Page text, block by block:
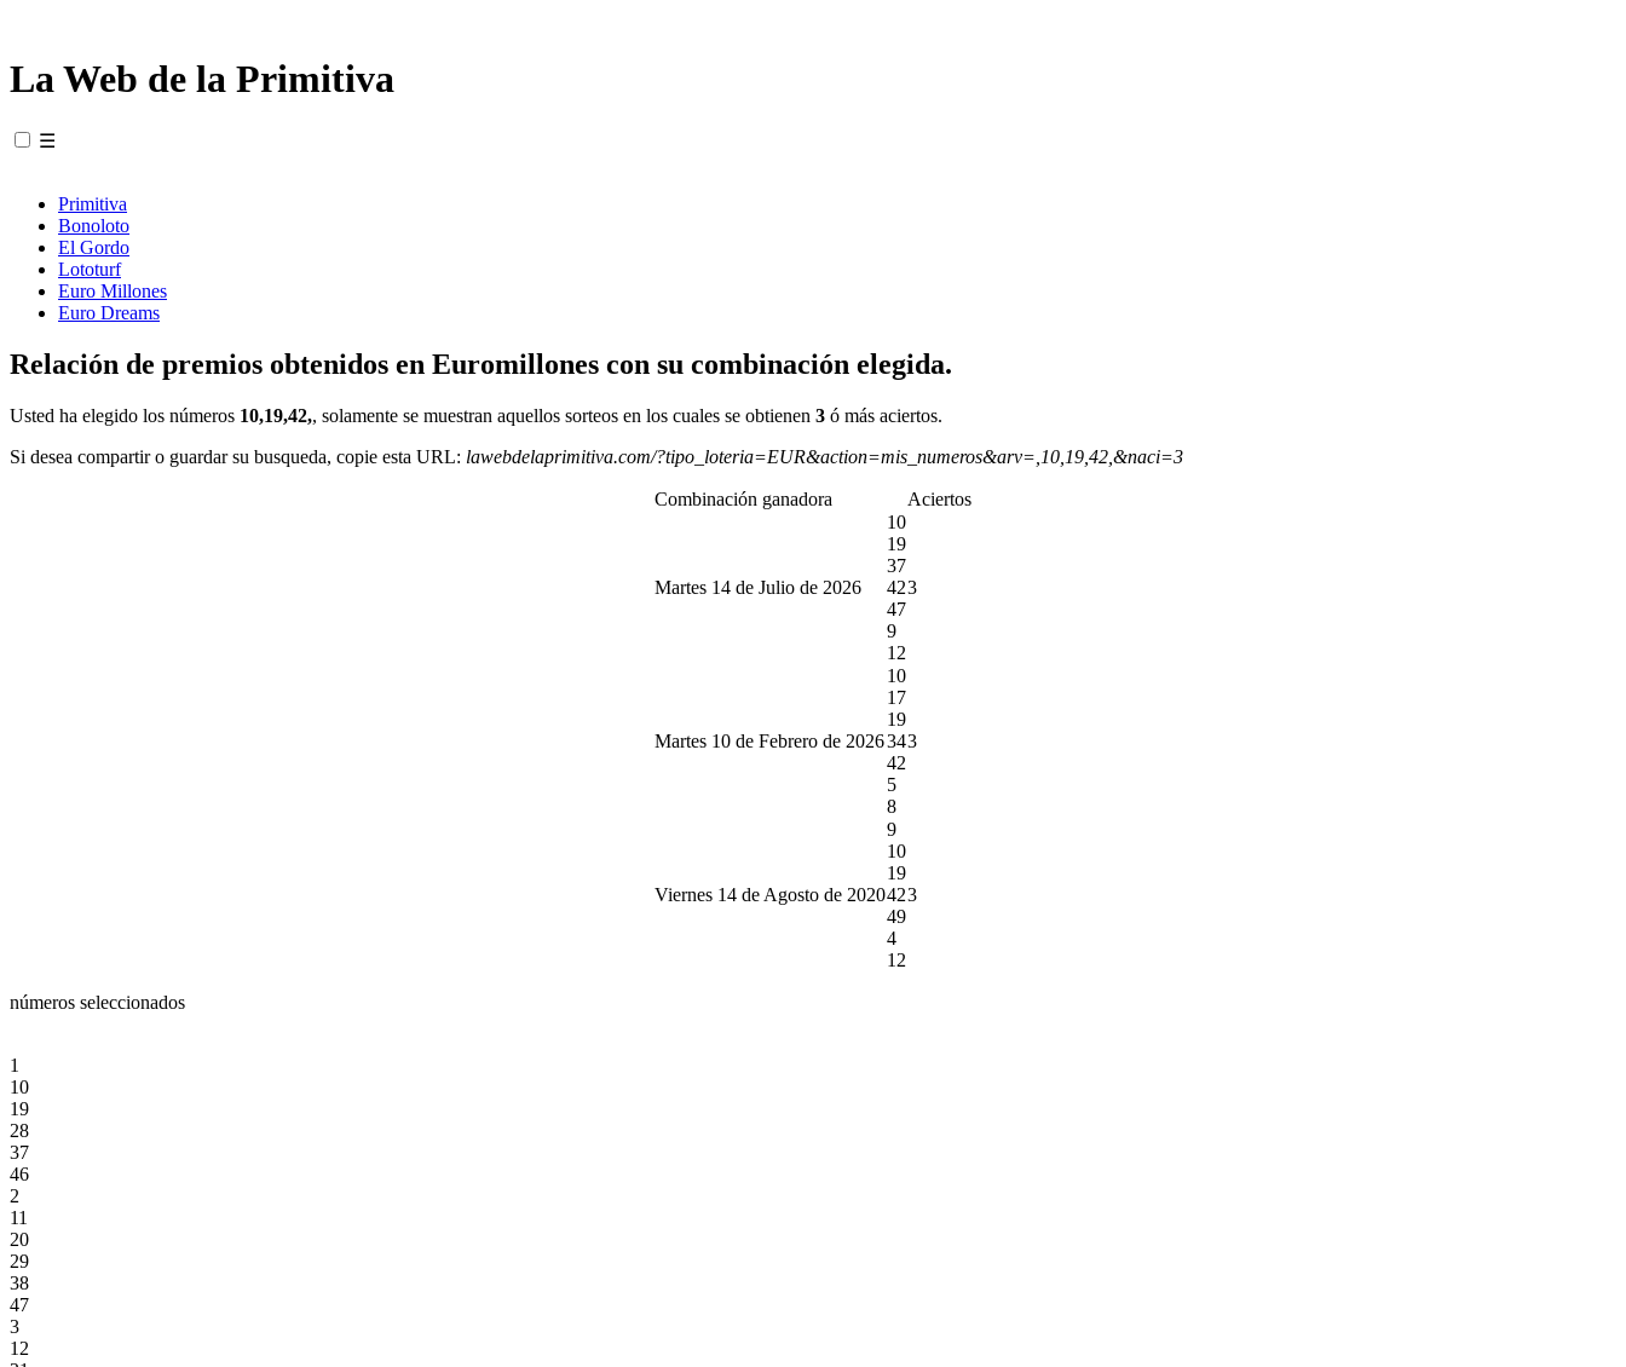
La Web de la Primitiva
☰
Primitiva
Bonoloto
El Gordo
Lototurf
Euro Millones
Euro Dreams
Relación de premios obtenidos en Euromillones con su combinación elegida.
Usted ha elegido los números 10,19,42,, solamente se muestran aquellos sorteos en los cuales se obtienen 3 ó más aciertos.
Si desea compartir o guardar su busqueda, copie esta URL: lawebdelaprimitiva.com/?tipo_loteria=EUR&action=mis_numeros&arv=,10,19,42,&naci=3
Combinación ganadora Aciertos
Martes 14 de Julio de 2026
10
19
37
42
47
9
12
3
Martes 10 de Febrero de 2026
10
17
19
34
42
5
8
3
Viernes 14 de Agosto de 2020
9
10
19
42
49
4
12
3
números seleccionados
1
10
19
28
37
46
2
11
20
29
38
47
3
12